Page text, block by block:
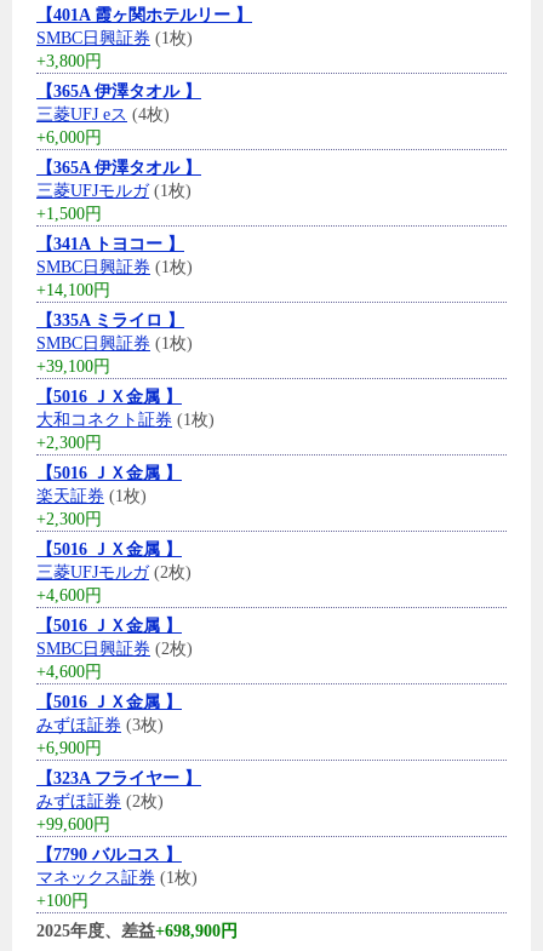
【401A 霞ヶ関ホテルリー 】
SMBC日興証券 (1枚)
+3,800円
【365A 伊澤タオル 】
三菱UFJ eス (4枚)
+6,000円
【365A 伊澤タオル 】
三菱UFJモルガ(1枚)
+1,500円
【341A トヨコー 】
SMBC日興証券 (1枚)
+14,100円
【335A ミライロ 】
SMBC日興証券 (1枚)
+39,100円
【5016 ＪＸ金属 】
大和コネクト証券 (1枚)
+2,300円
【5016 ＪＸ金属 】
楽天証券 (1枚)
+2,300円
【5016 ＪＸ金属 】
三菱UFJモルガ(2枚)
+4,600円
【5016 ＪＸ金属 】
SMBC日興証券 (2枚)
+4,600円
【5016 ＪＸ金属 】
みずほ証券 (3枚)
+6,900円
【323A フライヤー 】
みずほ証券 (2枚)
+99,600円
【7790 バルコス 】
マネックス証券 (1枚)
+100円
2025年度、差益+698,900円